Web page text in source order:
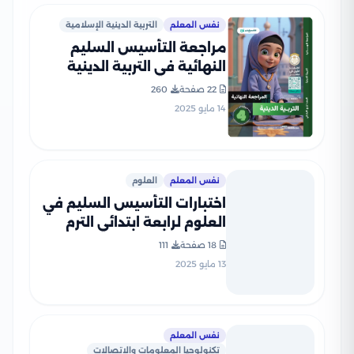
نفس المعلم التربية الدينية الإسلامية
مراجعة التأسيس السليم
النهائية في التربية الدينية
الاسلامية لرابعة ابتدائي الترم
الثاني PDF بالاجابات
22 صفحة
260
14 مايو 2025
نفس المعلم العلوم
اختبارات التأسيس السليم في
العلوم لرابعة ابتدائي الترم
الثاني 2025 PDF بالاجابات
18 صفحة
111
13 مايو 2025
نفس المعلم
تكنولوجيا المعلومات والاتصالات